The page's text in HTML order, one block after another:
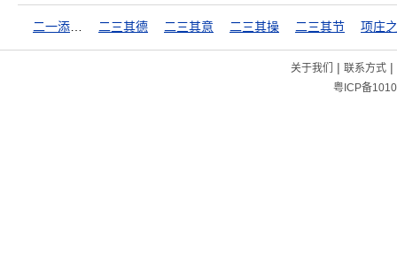
二三其德 二三其意 二三其操 二三其节
关于我们 | 联系方式|
粤ICP备